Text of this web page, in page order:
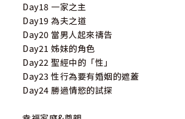
Day18 一家之主
Day19 為夫之道
Day20 當男人起來禱告
Day21 姊妹的角色
Day22 聖經中的「性」
Day23 性行為要有婚姻的遮蓋
Day24 勝過情慾的試探